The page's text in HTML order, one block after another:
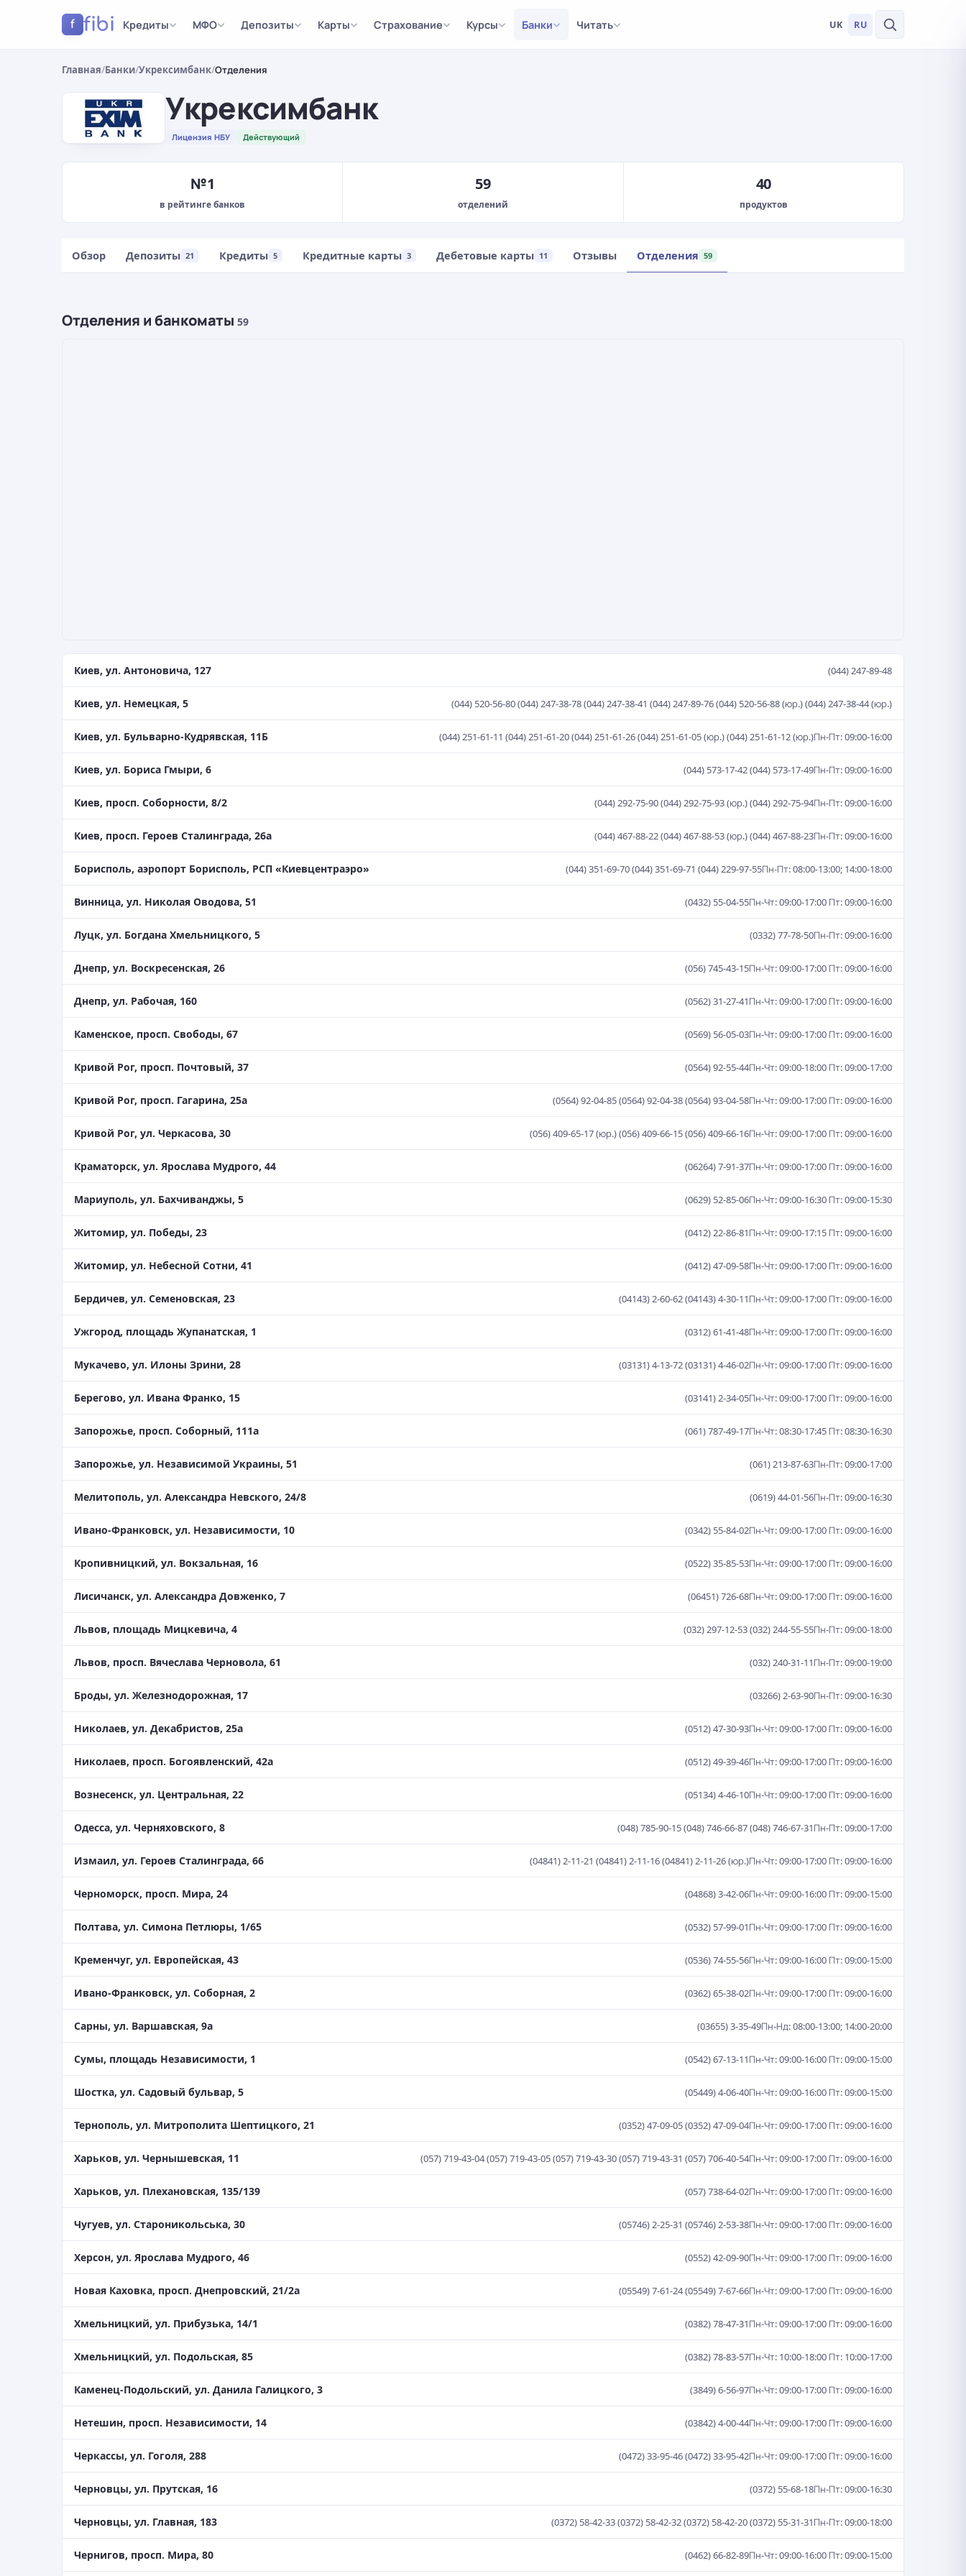
f fibi Кредиты МФО Депозиты Карты Страхование Курсы Банки Читать UK RU
Главная/Банки/Укрексимбанк/Отделения
Укрексимбанк
Лицензия НБУ Действующий
№1
в рейтинге банков
59
отделений
40
продуктов
Обзор Депозиты 21 Кредиты 5 Кредитные карты 3 Дебетовые карты 11 Отзывы Отделения 59
Отделения и банкоматы59
Киев, ул. Антоновича, 127 (044) 247-89-48
Киев, ул. Немецкая, 5 (044) 520-56-80 (044) 247-38-78 (044) 247-38-41 (044) 247-89-76 (044) 520-56-88 (юр.) (044) 247-38-44 (юр.)
Киев, ул. Бульварно-Кудрявская, 11Б (044) 251-61-11 (044) 251-61-20 (044) 251-61-26 (044) 251-61-05 (юр.) (044) 251-61-12 (юр.)Пн-Пт: 09:00-16:00
Киев, ул. Бориса Гмыри, 6 (044) 573-17-42 (044) 573-17-49Пн-Пт: 09:00-16:00
Киев, просп. Соборности, 8/2 (044) 292-75-90 (044) 292-75-93 (юр.) (044) 292-75-94Пн-Пт: 09:00-16:00
Киев, просп. Героев Сталинграда, 26а (044) 467-88-22 (044) 467-88-53 (юр.) (044) 467-88-23Пн-Пт: 09:00-16:00
Борисполь, аэропорт Борисполь, РСП «Киевцентраэро» (044) 351-69-70 (044) 351-69-71 (044) 229-97-55Пн-Пт: 08:00-13:00; 14:00-18:00
Винница, ул. Николая Оводова, 51 (0432) 55-04-55Пн-Чт: 09:00-17:00 Пт: 09:00-16:00
Луцк, ул. Богдана Хмельницкого, 5 (0332) 77-78-50Пн-Пт: 09:00-16:00
Днепр, ул. Воскресенская, 26 (056) 745-43-15Пн-Чт: 09:00-17:00 Пт: 09:00-16:00
Днепр, ул. Рабочая, 160 (0562) 31-27-41Пн-Чт: 09:00-17:00 Пт: 09:00-16:00
Каменское, просп. Свободы, 67 (0569) 56-05-03Пн-Чт: 09:00-17:00 Пт: 09:00-16:00
Кривой Рог, просп. Почтовый, 37 (0564) 92-55-44Пн-Чт: 09:00-18:00 Пт: 09:00-17:00
Кривой Рог, просп. Гагарина, 25а (0564) 92-04-85 (0564) 92-04-38 (0564) 93-04-58Пн-Чт: 09:00-17:00 Пт: 09:00-16:00
Кривой Рог, ул. Черкасова, 30 (056) 409-65-17 (юр.) (056) 409-66-15 (056) 409-66-16Пн-Чт: 09:00-17:00 Пт: 09:00-16:00
Краматорск, ул. Ярослава Мудрого, 44 (06264) 7-91-37Пн-Чт: 09:00-17:00 Пт: 09:00-16:00
Мариуполь, ул. Бахчиванджы, 5 (0629) 52-85-06Пн-Чт: 09:00-16:30 Пт: 09:00-15:30
Житомир, ул. Победы, 23 (0412) 22-86-81Пн-Чт: 09:00-17:15 Пт: 09:00-16:00
Житомир, ул. Небесной Сотни, 41 (0412) 47-09-58Пн-Чт: 09:00-17:00 Пт: 09:00-16:00
Бердичев, ул. Семеновская, 23 (04143) 2-60-62 (04143) 4-30-11Пн-Чт: 09:00-17:00 Пт: 09:00-16:00
Ужгород, площадь Жупанатская, 1 (0312) 61-41-48Пн-Чт: 09:00-17:00 Пт: 09:00-16:00
Мукачево, ул. Илоны Зрини, 28 (03131) 4-13-72 (03131) 4-46-02Пн-Чт: 09:00-17:00 Пт: 09:00-16:00
Берегово, ул. Ивана Франко, 15 (03141) 2-34-05Пн-Чт: 09:00-17:00 Пт: 09:00-16:00
Запорожье, просп. Соборный, 111а (061) 787-49-17Пн-Чт: 08:30-17:45 Пт: 08:30-16:30
Запорожье, ул. Независимой Украины, 51 (061) 213-87-63Пн-Пт: 09:00-17:00
Мелитополь, ул. Александра Невского, 24/8 (0619) 44-01-56Пн-Пт: 09:00-16:30
Ивано-Франковск, ул. Независимости, 10 (0342) 55-84-02Пн-Чт: 09:00-17:00 Пт: 09:00-16:00
Кропивницкий, ул. Вокзальная, 16 (0522) 35-85-53Пн-Чт: 09:00-17:00 Пт: 09:00-16:00
Лисичанск, ул. Александра Довженко, 7 (06451) 726-68Пн-Чт: 09:00-17:00 Пт: 09:00-16:00
Львов, площадь Мицкевича, 4 (032) 297-12-53 (032) 244-55-55Пн-Пт: 09:00-18:00
Львов, просп. Вячеслава Черновола, 61 (032) 240-31-11Пн-Пт: 09:00-19:00
Броды, ул. Железнодорожная, 17 (03266) 2-63-90Пн-Пт: 09:00-16:30
Николаев, ул. Декабристов, 25а (0512) 47-30-93Пн-Чт: 09:00-17:00 Пт: 09:00-16:00
Николаев, просп. Богоявленский, 42а (0512) 49-39-46Пн-Чт: 09:00-17:00 Пт: 09:00-16:00
Вознесенск, ул. Центральная, 22 (05134) 4-46-10Пн-Чт: 09:00-17:00 Пт: 09:00-16:00
Одесса, ул. Черняховского, 8 (048) 785-90-15 (048) 746-66-87 (048) 746-67-31Пн-Пт: 09:00-17:00
Измаил, ул. Героев Сталинграда, 66 (04841) 2-11-21 (04841) 2-11-16 (04841) 2-11-26 (юр.)Пн-Чт: 09:00-17:00 Пт: 09:00-16:00
Черноморск, просп. Мира, 24 (04868) 3-42-06Пн-Чт: 09:00-16:00 Пт: 09:00-15:00
Полтава, ул. Симона Петлюры, 1/65 (0532) 57-99-01Пн-Чт: 09:00-17:00 Пт: 09:00-16:00
Кременчуг, ул. Европейская, 43 (0536) 74-55-56Пн-Чт: 09:00-16:00 Пт: 09:00-15:00
Ивано-Франковск, ул. Соборная, 2 (0362) 65-38-02Пн-Чт: 09:00-17:00 Пт: 09:00-16:00
Сарны, ул. Варшавская, 9а (03655) 3-35-49Пн-Нд: 08:00-13:00; 14:00-20:00
Сумы, площадь Независимости, 1 (0542) 67-13-11Пн-Чт: 09:00-16:00 Пт: 09:00-15:00
Шостка, ул. Садовый бульвар, 5 (05449) 4-06-40Пн-Чт: 09:00-16:00 Пт: 09:00-15:00
Тернополь, ул. Митрополита Шептицкого, 21 (0352) 47-09-05 (0352) 47-09-04Пн-Чт: 09:00-17:00 Пт: 09:00-16:00
Харьков, ул. Чернышевская, 11 (057) 719-43-04 (057) 719-43-05 (057) 719-43-30 (057) 719-43-31 (057) 706-40-54Пн-Чт: 09:00-17:00 Пт: 09:00-16:00
Харьков, ул. Плехановская, 135/139 (057) 738-64-02Пн-Чт: 09:00-17:00 Пт: 09:00-16:00
Чугуев, ул. Староникольська, 30 (05746) 2-25-31 (05746) 2-53-38Пн-Чт: 09:00-17:00 Пт: 09:00-16:00
Херсон, ул. Ярослава Мудрого, 46 (0552) 42-09-90Пн-Чт: 09:00-17:00 Пт: 09:00-16:00
Новая Каховка, просп. Днепровский, 21/2а (05549) 7-61-24 (05549) 7-67-66Пн-Чт: 09:00-17:00 Пт: 09:00-16:00
Хмельницкий, ул. Прибузька, 14/1 (0382) 78-47-31Пн-Чт: 09:00-17:00 Пт: 09:00-16:00
Хмельницкий, ул. Подольская, 85 (0382) 78-83-57Пн-Чт: 10:00-18:00 Пт: 10:00-17:00
Каменец-Подольский, ул. Данила Галицкого, 3 (3849) 6-56-97Пн-Чт: 09:00-17:00 Пт: 09:00-16:00
Нетешин, просп. Независимости, 14 (03842) 4-00-44Пн-Чт: 09:00-17:00 Пт: 09:00-16:00
Черкассы, ул. Гоголя, 288 (0472) 33-95-46 (0472) 33-95-42Пн-Чт: 09:00-17:00 Пт: 09:00-16:00
Черновцы, ул. Прутская, 16 (0372) 55-68-18Пн-Пт: 09:00-16:30
Черновцы, ул. Главная, 183 (0372) 58-42-33 (0372) 58-42-32 (0372) 58-42-20 (0372) 55-31-31Пн-Пт: 09:00-18:00
Чернигов, просп. Мира, 80 (0462) 66-82-89Пн-Чт: 09:00-16:00 Пт: 09:00-15:00